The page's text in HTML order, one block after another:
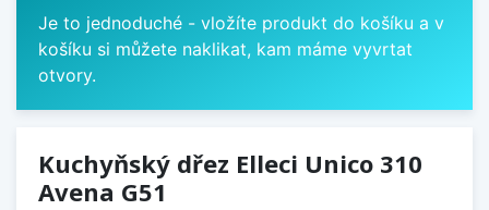
Je to jednoduché - vložíte produkt do košíku a v
košíku si můžete naklikat, kam máme vyvrtat
otvory.
Kuchyňský dřez Elleci Unico 310
Avena G51